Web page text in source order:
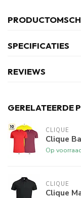
SPECIFICATIES
REVIEWS
GERELATEERDE
CLIQUE
Clique
Op
CLIQUE
Clique